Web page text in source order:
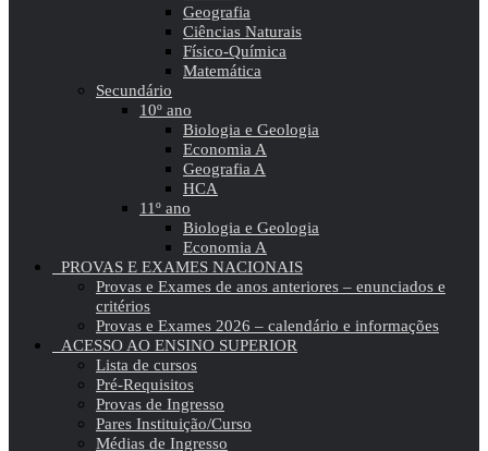
Geografia
Ciências Naturais
Físico-Química
Matemática
Secundário
10º ano
Biologia e Geologia
Economia A
Geografia A
HCA
11º ano
Biologia e Geologia
Economia A
PROVAS E EXAMES NACIONAIS
Provas e Exames de anos anteriores – enunciados e
critérios
Provas e Exames 2026 – calendário e informações
ACESSO AO ENSINO SUPERIOR
Lista de cursos
Pré-Requisitos
Provas de Ingresso
Pares Instituição/Curso
Médias de Ingresso